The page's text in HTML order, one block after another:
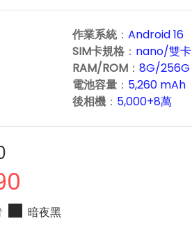
作業系統： Android 16
SIM卡規格 ： nano/雙卡
RAM/ROM ： 8G/256G
電池容量 ： 5,260 mAh
後相機 ： 5,000+8萬
暗夜黑